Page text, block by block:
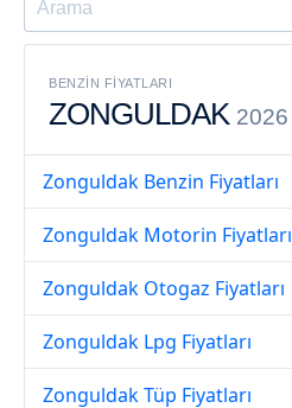
BENZIN FIYATLARI
ZONGULDAK 2026
Zonguldak Benzin Fiyatları
Zonguldak Motorin Fiyatları
Zonguldak Otogaz Fiyatları
Zonguldak Lpg Fiyatları
Zonguldak Tüp Fiyatları